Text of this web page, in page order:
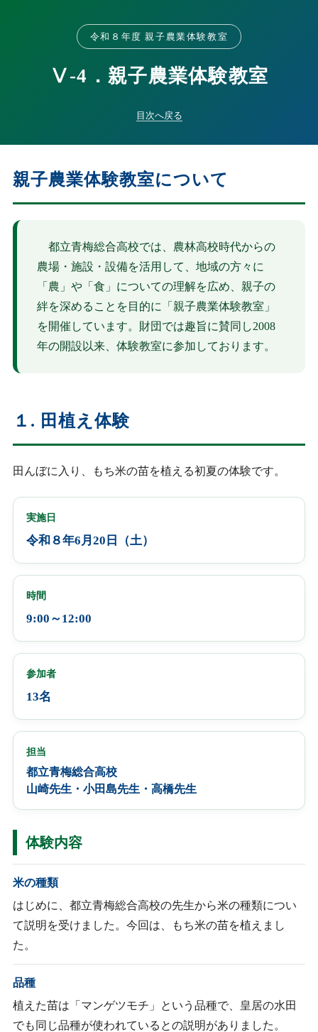
令和８年度 親子農業体験教室
Ⅴ-4．親子農業体験教室
目次へ戻る
親子農業体験教室について
都立青梅総合高校では、農林高校時代からの
農場・施設・設備を活用して、地域の方々に
「農」や「食」についての理解を広め、親子の
絆を深めることを目的に「親子農業体験教室」
を開催しています。財団では趣旨に賛同し2008
年の開設以来、体験教室に参加しております。
１. 田植え体験
田んぼに入り、もち米の苗を植える初夏の体験です。
実施日
令和８年6月20日（土）
時間
9:00～12:00
参加者
13名
担当
都立青梅総合高校
山崎先生・小田島先生・高橋先生
体験内容
米の種類
はじめに、都立青梅総合高校の先生から米の種類につい
て説明を受けました。今回は、もち米の苗を植えまし
た。
品種
植えた苗は「マンゲツモチ」という品種で、皇居の水田
でも同じ品種が使われているとの説明がありました。